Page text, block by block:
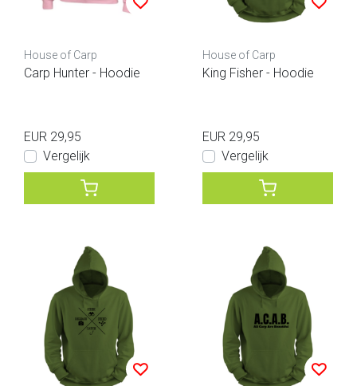
House of Carp
Carp Hunter - Hoodie
EUR 29,95
Vergelijk
House of Carp
King Fisher - Hoodie
EUR 29,95
Vergelijk